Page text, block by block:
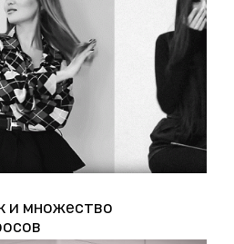
и множество